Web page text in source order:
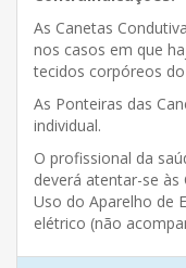
As Canetas
nos casos em que
tecidos corpóreos
As Ponteiras das
individual.
O profissional da
deverá atentar-se às
Uso do Aparelho de
elétrico (não